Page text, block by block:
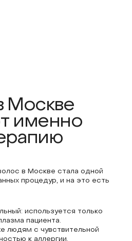
Москве
именно
в Москве стала одной
процедур, и на это есть
используется только
пациента.
людям с чувствительной
к аллергии.